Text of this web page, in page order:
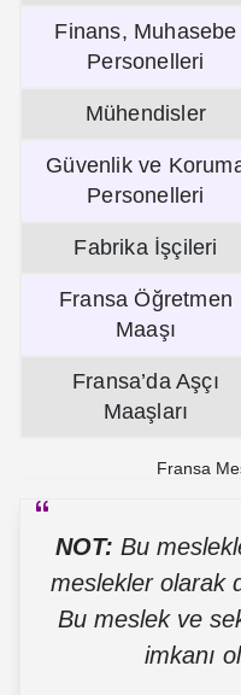
Finans, Muhasebe
Personelleri
Mühendisler
Güvenlik ve
Personelleri
Fabrika İşçileri
Fransa Öğretmen
Maaşı
Fransa’da Aşçı
Maaşları
Fransa
NOT: Bu
meslekler olarak
Bu meslek ve
imkanı